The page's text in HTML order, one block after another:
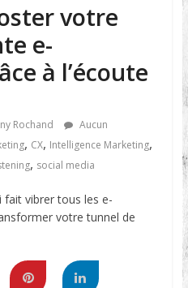
votre
e-
à l’écoute
Rochand
Aucun
, CX, Intelligence Marketing,
, social media
fait vibrer tous les e-
votre tunnel de